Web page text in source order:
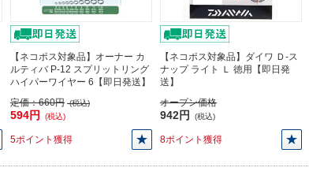
【ネコポス対象品】オーナー カ
ルティバ P-12 スプリットリング
ハイパーワイヤー 6【即日発送】
定価：660円 (税込)
594円 (税込)
5ポイント獲得
【ネコポス対象品】ダイワ Ｄ-ス
ナップ ライト Ｌ 徳用【即日発
送】
オープン価格
942円 (税込)
8ポイント獲得